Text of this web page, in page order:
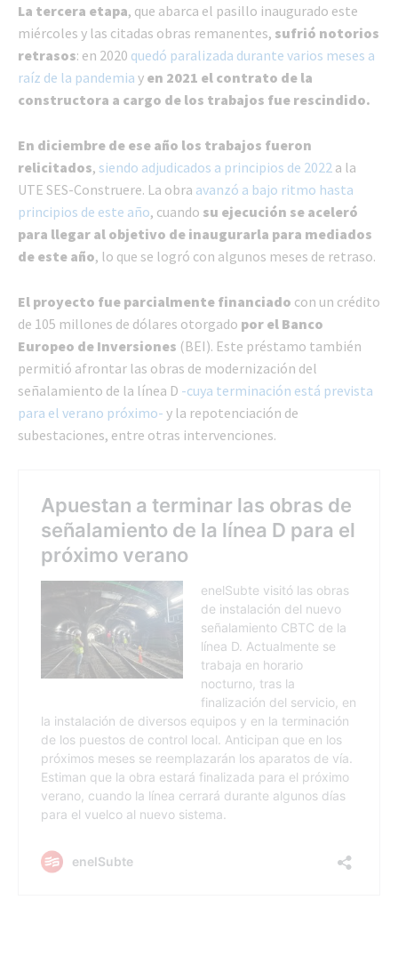
La tercera etapa, que abarca el pasillo inaugurado este
miércoles y las citadas obras remanentes, sufrió notorios
retrasos: en 2020 quedó paralizada durante varios meses a
raíz de la pandemia y en 2021 el contrato de la
constructora a cargo de los trabajos fue rescindido.
En diciembre de ese año los trabajos fueron
relicitados, siendo adjudicados a principios de 2022 a la
UTE SES-Construere. La obra avanzó a bajo ritmo hasta
principios de este año, cuando su ejecución se aceleró
para llegar al objetivo de inaugurarla para mediados
de este año, lo que se logró con algunos meses de retraso.
El proyecto fue parcialmente financiado con un crédito
de 105 millones de dólares otorgado por el Banco
Europeo de Inversiones (BEI). Este préstamo también
permitió afrontar las obras de modernización del
señalamiento de la línea D -cuya terminación está prevista
para el verano próximo- y la repotenciación de
subestaciones, entre otras intervenciones.